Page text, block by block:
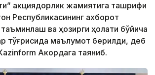
акциядорлик жамиятига ташрифи
Республикасининг ахборот
ва ҳозирги ҳолати бўйича
тўғрисида маълумот берилди, деб
Акордага таяниб.